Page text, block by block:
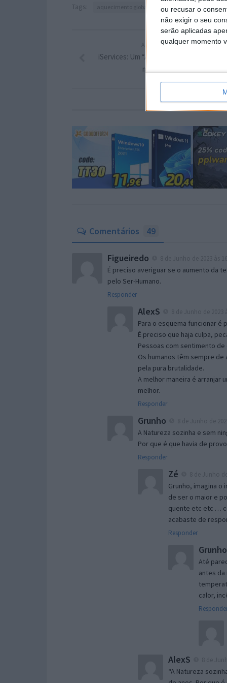
ou recusar o
não exigir o seu
serão aplicadas
qualquer momento
Tags: aquecimento global planeta
ARTIGO ANTERIOR
iServices: Um “Arraial de Reparações”
mês de junho…
Comentários 49
Figueiredo
É preciso averiguar se o aumento da
pelo Ser-Humano.
Responder
AlexS
Para o esquema funcionar é
É preciso que haja culpa,
Pessoas com sentimento
Os humanos têm sempre
pela pura brutalidade.
A melhor maneira é arranjar
melhor.
Responder
Grunho
A Natureza sozinha e sem
Por que é que havia de
Responder
Zé
Grunho, imagina
de ser o maior e
quente etc etc …
acabaste de
Responder
Grunho
Até
antes da
calor,
AlexS
“A Natureza